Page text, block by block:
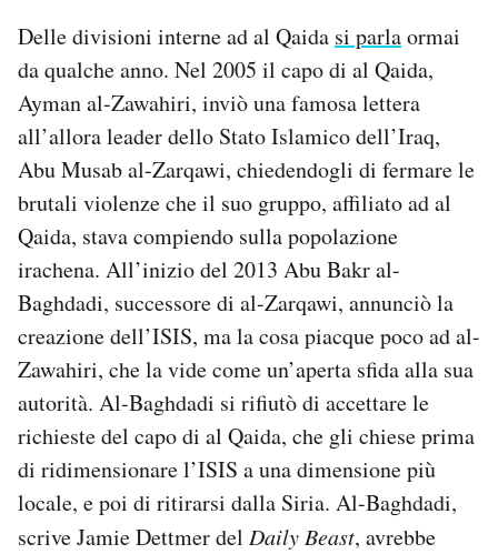
Delle divisioni interne ad al Qaida si parlaormai
da qualche anno. Nel 2005 il capo di al Qaida,
Ayman al-Zawahiri, inviò una famosa lettera
all’allora leader dello Stato Islamico dell’Iraq,
Abu Musab al-Zarqawi, chiedendogli di fermare le
brutali violenze che il suo gruppo, affiliato ad al
Qaida, stava compiendo sulla popolazione
irachena. All’inizio del 2013 Abu Bakr al-
Baghdadi, successore di al-Zarqawi, annunciò la
creazione dell’ISIS, ma la cosa piacque poco ad al-
Zawahiri, che la vide come un’aperta sfida alla sua
autorità. Al-Baghdadi si rifiutò di accettare le
richieste del capo di al Qaida, che gli chiese prima
di ridimensionare l’ISIS a una dimensione più
locale, e poi di ritirarsi dalla Siria. Al-Baghdadi,
scrive Jamie Dettmer del Daily Beast, avrebbe